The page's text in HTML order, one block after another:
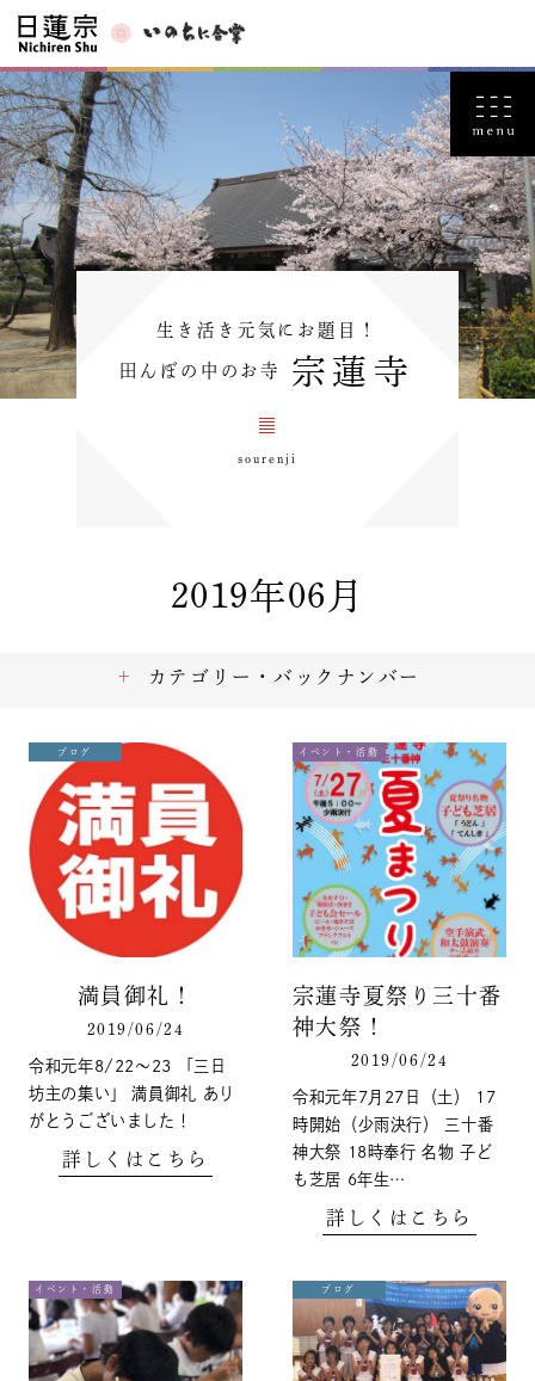
生き活き元気にお題目！
田んぼの中のお寺 宗蓮寺
sourenji
2019年06月
ブログ
満員御礼！
2019/06/24
令和元年8/22〜23 「三日
坊主の集い」 満員御礼 あり
がとうございました！
詳しくはこちら
イベント・活動
宗蓮寺夏祭り三十番
神大祭！
2019/06/24
令和元年7月27日（土） 17
時開始（少雨決行） 三十番
神大祭 18時奉行 名物 子ど
も芝居 6年生…
詳しくはこちら
イベント・活動 ブログ
カテゴリー・バックナンバー